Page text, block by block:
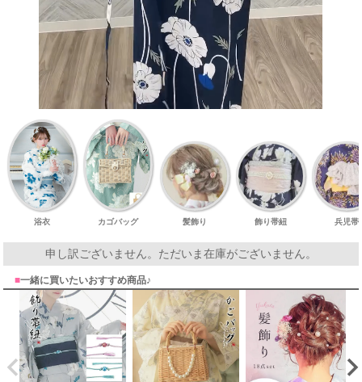
浴衣 カゴバッグ 髪飾り 飾り帯紐 兵児帯
申し訳ございません。ただいま在庫がございません。
■一緒に買いたいおすすめ商品♪